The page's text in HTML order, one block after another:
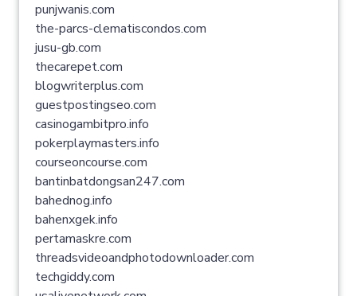
punjwanis.com
the-parcs-clematiscondos.com
jusu-gb.com
thecarepet.com
blogwriterplus.com
guestpostingseo.com
casinogambitpro.info
pokerplaymasters.info
courseoncourse.com
bantinbatdongsan247.com
bahednog.info
bahenxgek.info
pertamaskre.com
threadsvideoandphotodownloader.com
techgiddy.com